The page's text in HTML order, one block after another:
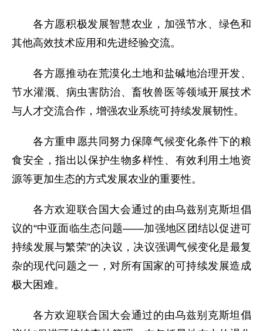
各方愿积极发展智慧农业，加强节水、绿色和
其他高效技术应用和先进经验交流。
各方愿推动在荒漠化土地和盐碱地治理开发、
节水灌溉、病虫害防治、畜牧兽医等领域开展技术
与人才交流合作，增强农业系统可持续发展韧性。
各方重申愿共同努力保障气候变化条件下的粮
食安全，指出以保护生物多样性、有效利用土地资
源等更加生态的方式发展农业的重要性。
各方欢迎联合国大会通过的由乌兹别克斯坦倡
议的“中亚面临生态问题——加强地区团结以促进可
持续发展与繁荣”的决议，决议强调气候变化是最复
杂的现代问题之一，对所有国家的可持续发展造成
极大困难。
各方欢迎联合国大会通过的由乌兹别克斯坦倡